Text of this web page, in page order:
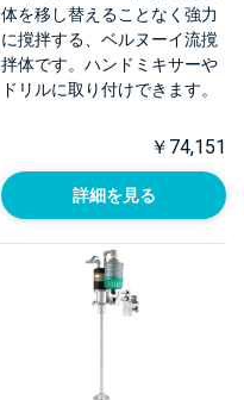
【LTM】
体を移し替えることなく強力
に撹拌する、ベルヌーイ流撹
拌体です。ハンドミキサーや
ドリルに取り付けできます。
￥74,151
詳細を見る